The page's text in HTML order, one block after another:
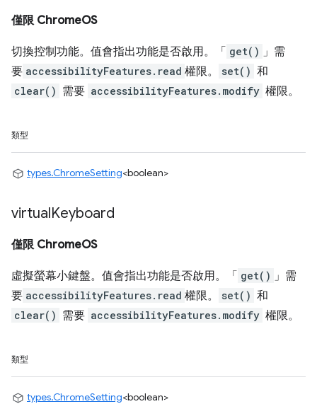
僅限 ChromeOS
切換控制功能。值會指出功能是否啟用。「 get() 」需
要 accessibilityFeatures.read 權限。 set() 和
clear() 需要 accessibilityFeatures.modify 權限。
類型
types.ChromeSetting<boolean>
virtualKeyboard
僅限 ChromeOS
虛擬螢幕小鍵盤。值會指出功能是否啟用。「 get() 」需
要 accessibilityFeatures.read 權限。 set() 和
clear() 需要 accessibilityFeatures.modify 權限。
類型
types.ChromeSetting<boolean>